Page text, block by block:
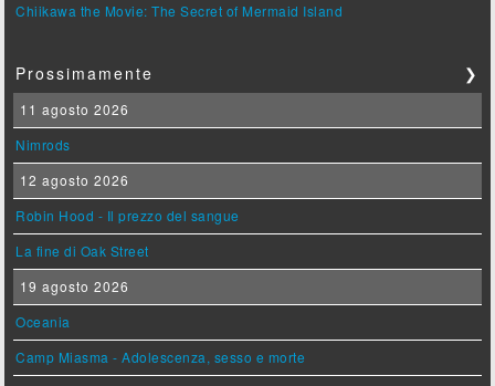
Chiikawa the Movie: The Secret of Mermaid Island
Prossimamente ❯
11 agosto 2026
Nimrods
12 agosto 2026
Robin Hood - Il prezzo del sangue
La fine di Oak Street
19 agosto 2026
Oceania
Camp Miasma - Adolescenza, sesso e morte